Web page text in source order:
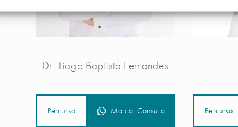
Dr. Tiago Baptista Fernandes
Percurso Marcar Consulta Percurso